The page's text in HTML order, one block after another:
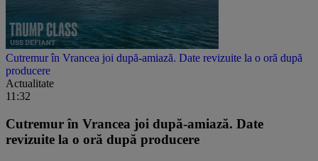
Cutremur în Vrancea joi după-amiază. Date revizuite la o oră după
producere
Actualitate
11:32
Cutremur în Vrancea joi după-amiază. Date
revizuite la o oră după producere